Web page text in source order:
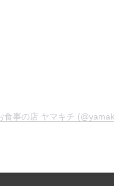
事の店 ヤマキチ